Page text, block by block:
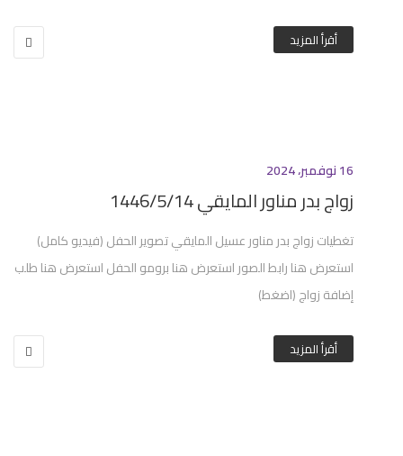
أقرأ المزيد
16 نوفمبر، 2024
زواج بدر مناور المايقي 1446/5/14
تغطيات زواج بدر مناور عسيل المايقي تصوير الحفل (فيديو كامل)
استعرض هنا رابط الصور استعرض هنا برومو الحفل استعرض هنا طلب
إضافة زواج (اضغط)
أقرأ المزيد